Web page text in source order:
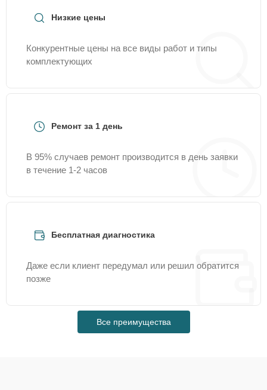
Низкие цены
Конкурентные цены на все виды работ и типы
комплектующих
Ремонт за 1 день
В 95% случаев ремонт производится в день заявки
в течение 1-2 часов
Бесплатная диагностика
Даже если клиент передумал или решил обратится
позже
Все преимущества